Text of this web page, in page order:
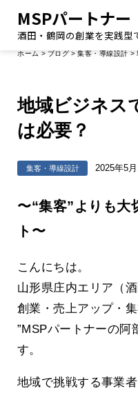
MSPパートナー
酒田・鶴岡の創業を実践型
ホーム > ブログ >集客・導線設計 >
地域ビジネス
は必要？
集客・導線設計 2025年5月
〜“集客”よりも大
ト〜
こんにちは。
山形県庄内エリア（
創業・売上アップ・
”MSPパートナーの阿
す。
地域で挑戦する事業者